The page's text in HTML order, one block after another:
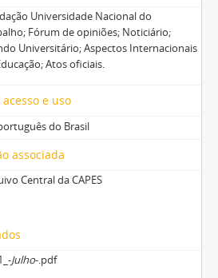
Universidade Nacional do
Fórum de opiniões; Noticiário;
Universitário; Aspectos Internacionais
Atos oficiais.
e uso
do Brasil
associada
Central da CAPES
Julho-.pdf